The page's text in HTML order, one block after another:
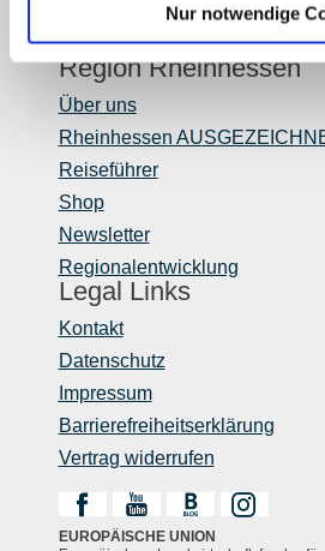
Nur notwendige
Touristik intern
Mediendatenbank
Region Rheinhessen
Über uns
Rheinhessen
Reiseführer
Shop
Newsletter
Regionalentwicklung
Legal Links
Kontakt
Datenschutz
Impressum
Barrierefreiheitserklärung
Vertrag widerrufen
EUROPÄISCHE UNION